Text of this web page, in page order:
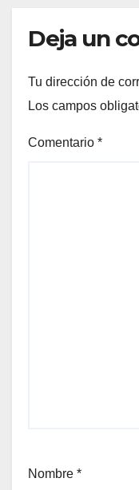
Deja un
Tu dirección de
Los campos
Comentario *
Nombre *